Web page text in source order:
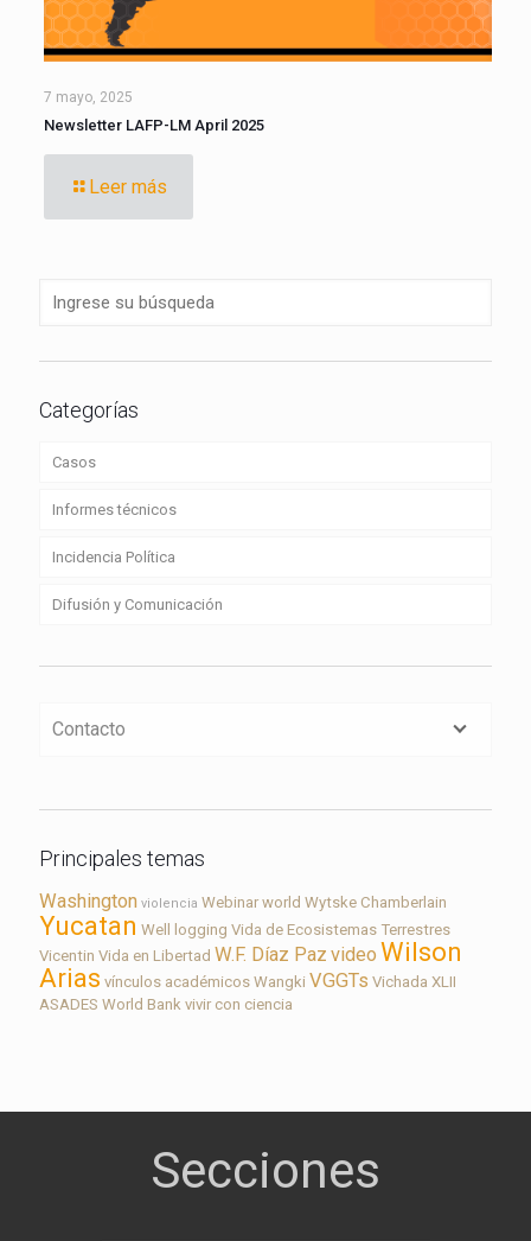
7 mayo, 2025
Newsletter LAFP-LM April 2025
Leer más
Categorías
Casos
Informes técnicos
Incidencia Política
Difusión y Comunicación
Contacto
Principales temas
Washington violencia Webinar world Wytske Chamberlain
Yucatan Well logging Vida de Ecosistemas Terrestres
Vicentin Vida en Libertad W.F. Díaz Paz video Wilson
Arias vínculos académicos Wangki VGGTs Vichada XLII
ASADES World Bank vivir con ciencia